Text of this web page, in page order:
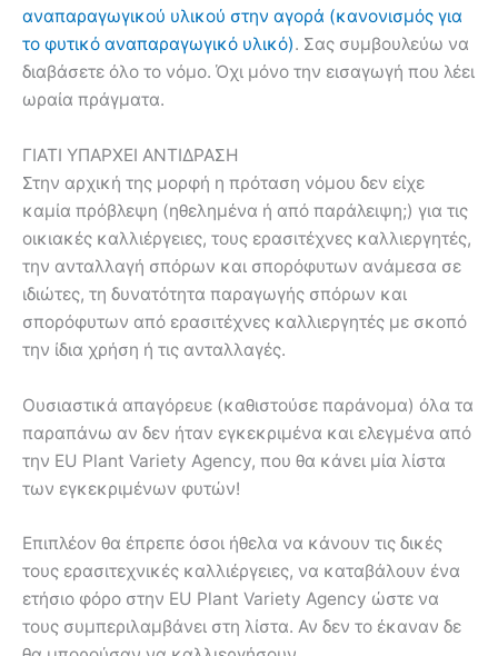
αναπαραγωγικού υλικού στην αγορά (κανονισμός για
το φυτικό αναπαραγωγικό υλικό). Σας συμβουλεύω να
διαβάσετε όλο το νόμο. Όχι μόνο την εισαγωγή που λέει
ωραία πράγματα.
ΓΙΑΤΙ ΥΠΑΡΧΕΙ ΑΝΤΙΔΡΑΣΗ
Στην αρχική της μορφή η πρόταση νόμου δεν είχε
καμία πρόβλεψη (ηθελημένα ή από παράλειψη;) για τις
οικιακές καλλιέργειες, τους ερασιτέχνες καλλιεργητές,
την ανταλλαγή σπόρων και σπορόφυτων ανάμεσα σε
ιδιώτες, τη δυνατότητα παραγωγής σπόρων και
σπορόφυτων από ερασιτέχνες καλλιεργητές με σκοπό
την ίδια χρήση ή τις ανταλλαγές.
Ουσιαστικά απαγόρευε (καθιστούσε παράνομα) όλα τα
παραπάνω αν δεν ήταν εγκεκριμένα και ελεγμένα από
την EU Plant Variety Agency, που θα κάνει μία λίστα
των εγκεκριμένων φυτών!
Επιπλέον θα έπρεπε όσοι ήθελα να κάνουν τις δικές
τους ερασιτεχνικές καλλιέργειες, να καταβάλουν ένα
ετήσιο φόρο στην EU Plant Variety Agency ώστε να
τους συμπεριλαμβάνει στη λίστα. Αν δεν το έκαναν δε